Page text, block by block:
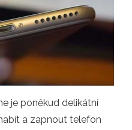
je poněkud delikátní
a zapnout telefon